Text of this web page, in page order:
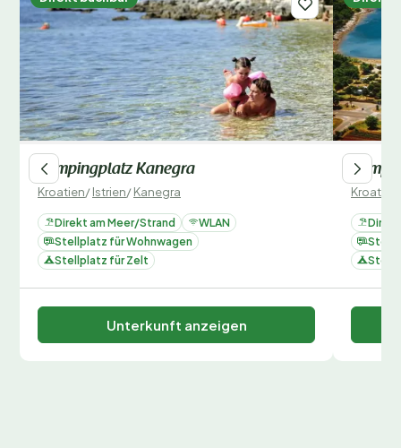
Campingplatz Kanegra
Kroatien/Istrien/Kanegra
Direkt am Meer/Strand
WLAN
Stellplatz für Wohnwagen
Stellplatz für Zelt
Unterkunft anzeigen
Kroatien